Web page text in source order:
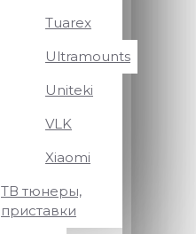
Tuarex
Ultramounts
Uniteki
VLK
Xiaomi
ТВ тюнеры,
приставки